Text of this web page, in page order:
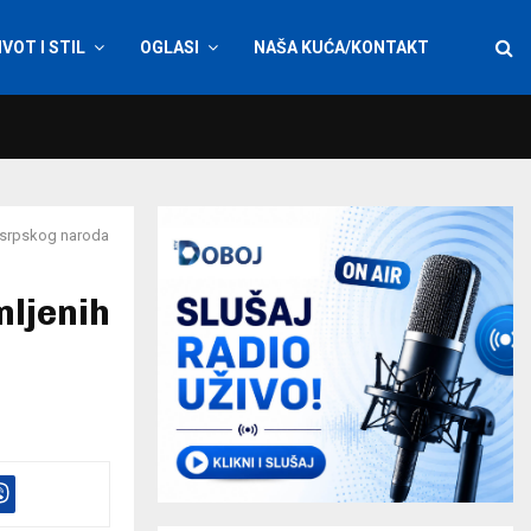
I STIL OGLASI NAŠA KUĆA/KONTAKT
naroda